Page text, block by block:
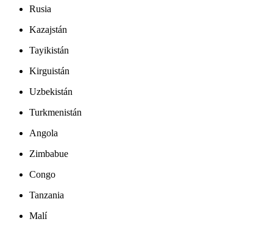
Rusia
Kazajstán
Tayikistán
Kirguistán
Uzbekistán
Turkmenistán
Angola
Zimbabue
Congo
Tanzania
Malí